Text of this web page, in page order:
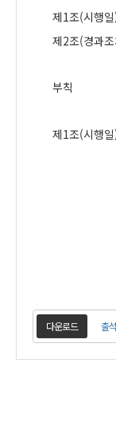
제1조(시행일
제2조(경과
부칙
제1조(시행일
다운로드 출